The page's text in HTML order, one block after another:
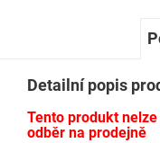
Detailní popis
Tento produkt
odběr na prodejně